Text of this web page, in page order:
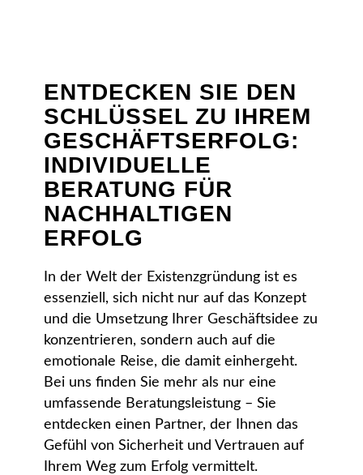
ENTDECKEN SIE DEN
SCHLÜSSEL ZU IHREM
GESCHÄFTSERFOLG:
INDIVIDUELLE
BERATUNG FÜR
NACHHALTIGEN
ERFOLG
In der Welt der Existenzgründung ist es
essenziell, sich nicht nur auf das Konzept
und die Umsetzung Ihrer Geschäftsidee zu
konzentrieren, sondern auch auf die
emotionale Reise, die damit einhergeht.
Bei uns finden Sie mehr als nur eine
umfassende Beratungsleistung – Sie
entdecken einen Partner, der Ihnen das
Gefühl von Sicherheit und Vertrauen auf
Ihrem Weg zum Erfolg vermittelt.